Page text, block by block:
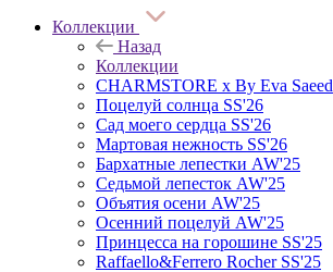
Коллекции
Назад
Коллекции
CHARMSTORE х By Eva Saeed
Поцелуй солнца SS'26
Сад моего сердца SS'26
Мартовая нежность SS'26
Бархатные лепестки AW'25
Седьмой лепесток AW'25
Объятия осени AW'25
Осенний поцелуй AW'25
Принцесса на горошине SS'25
Raffaello&Ferrero Rocher SS'25